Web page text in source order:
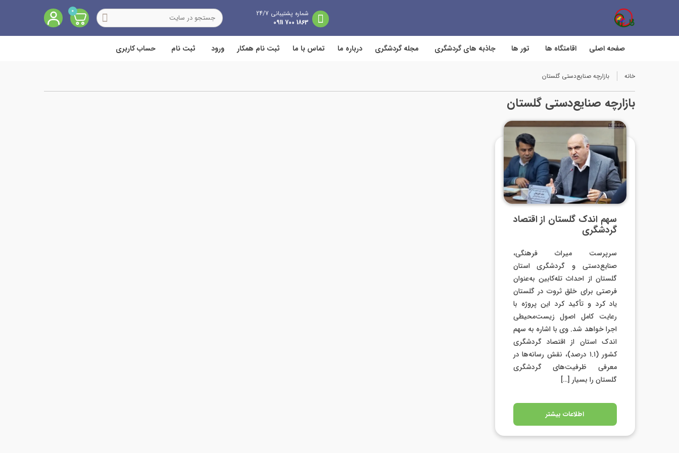
شماره پشتیبانی 24/7
1863 700 0911
0
صفحه اصلی اقامتگاه ها تور ها جاذبه های گردشگری مجله گردشگری درباره ما تماس با ما ثبت نام همکار ورود ثبت نام حساب کاربری
خانه بازارچه صنایع‌دستی گلستان
بازارچه صنایع‌دستی گلستان
سهم اندک گلستان از اقتصاد
گردشگری
سرپرست میراث فرهنگی،
صنایع‌دستی و گردشگری استان
گلستان از احداث تله‌کابین به‌عنوان
فرصتی برای خلق ثروت در گلستان
یاد کرد و تأکید کرد این پروژه با
رعایت کامل اصول زیست‌محیطی
اجرا خواهد شد. وی با اشاره به سهم
اندک استان از اقتصاد گردشگری
کشور (۱.۱ درصد)، نقش رسانه‌ها در
معرفی ظرفیت‌های گردشگری
گلستان را بسیار […]
اطلاعات بیشتر